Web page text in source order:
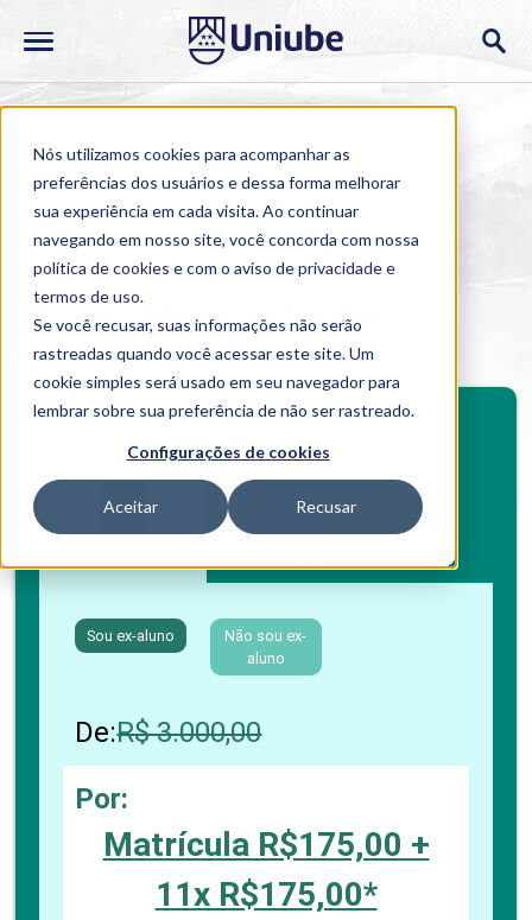
Nós utilizamos cookies para acompanhar as
preferências dos usuários e dessa forma melhorar
sua experiência em cada visita. Ao continuar
navegando em nosso site, você concorda com nossa
política de cookies e com o aviso deprivacidade e
termos de uso.
Se você recusar, suas informações não serão
rastreadas quando você acessar este site. Um
cookie simples será usado em seu navegador para
lembrar sobre sua preferência de não ser rastreado.
Configurações de cookies
Aceitar Recusar
Home > Cursos > Presencial > Pós-graduação >MBA em
Liderança e Gestão Estratégica de Pessoas
MBA em Liderança e Gestão
Estratégica de Pessoas
Investimento
Boleto bancário / PIX Cartão de crédito
Sou ex-aluno
Não sou ex-
aluno
De:R$ 3.000,00
Por:
Matrícula R$175,00 +
11x R$175,00*
BENEFÍCIOS
Benefícios pós-graduação